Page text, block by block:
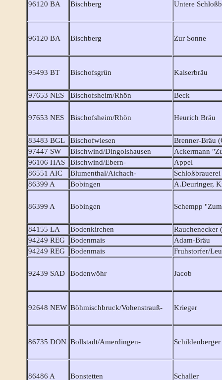
96120 BA Bischberg Untere
96120 BA Bischberg Zur Sonne
95493 BT Bischofsgrün Kaiserbräu
97653 NES Bischofsheim/Rhön Beck
97653 NES Bischofsheim/Rhön Heurich Bräu
83483 BGL Bischofwiesen
Brenner-Bräu
97447 SW
Bischwind/Dingolshausen
Ackermann
96106 HAS
Bischwind/Ebern-
Appel
86551 AIC
Blumenthal/Aichach-
Schloßbrauerei
86399 A
Bobingen A.Deuringer,
86399 A Bobingen Schempp
84155 LA Bodenkirchen
Rauchenecker
94249 REG
Bodenmais
Adam-Bräu
94249 REG
Bodenmais Fruhstorfer/
92439 SAD Bodenwöhr Jacob
92648 NEW Böhmischbruck/Vohenstrauß- Krieger
86735 DON Bollstadt/Amerdingen-
86486 A Bonstetten Schaller